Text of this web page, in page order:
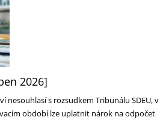
2026]
nesouhlasí s rozsudkem Tribunálu SDEU, v
období lze uplatnit nárok na odpočet